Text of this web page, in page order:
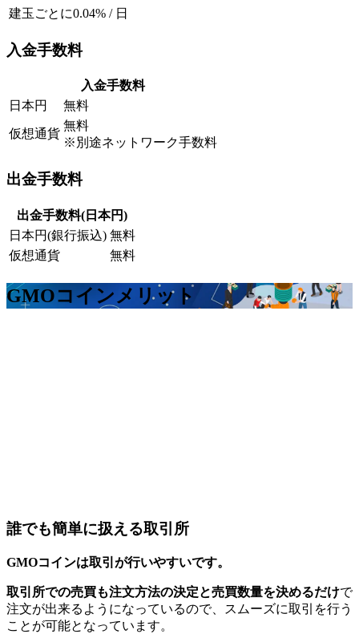
建玉ごとに0.04% / 日
入金手数料
入金手数料
日本円
無料
仮想通貨
無料
※別途ネットワーク手数料
出金手数料
出金手数料(日本円)
日本円(銀行振込) 無料
仮想通貨
無料
GMOコインメリット
誰でも簡単に扱える取引所
GMOコインは取引が行いやすいです。
取引所での売買も注文方法の決定と売買数量を決めるだけで
注文が出来るようになっているので、スムーズに取引を行う
ことが可能となっています。